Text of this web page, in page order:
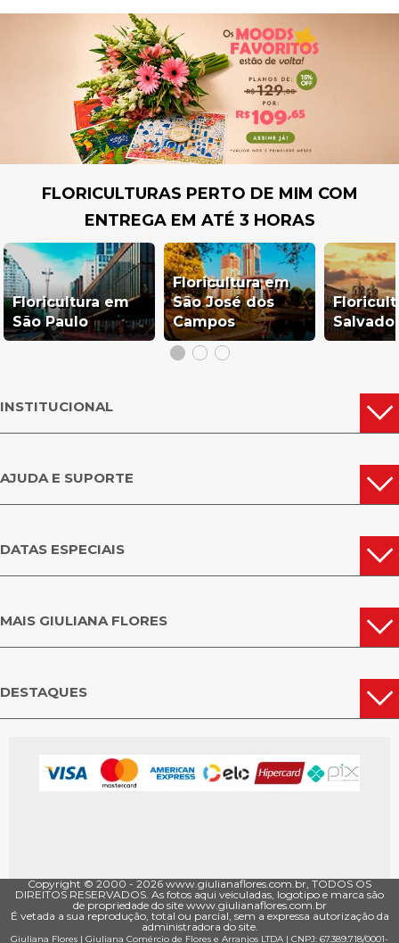
FLORICULTURAS PERTO DE MIM COM
ENTREGA EM ATÉ 3 HORAS
Floricultura em
São Paulo
Floricultura em
São José dos
Campos
INSTITUCIONAL
AJUDA E SUPORTE
DATAS ESPECIAIS
MAIS GIULIANA FLORES
DESTAQUES
Copyright © 2000 - ­2026 www.giulianaflores.com.br, TODOS OS
DIREITOS RESERVADOS. As fotos aqui veiculadas, logotipo e marca são
de propriedade do site www.giulianaflores.com.br
É vetada a sua reprodução, total ou parcial, sem a expressa autorização da
administradora do site.
Giuliana Flores | Giuliana Comércio de Flores e Arranjos LTDA | CNPJ: 67.389.718/0001­